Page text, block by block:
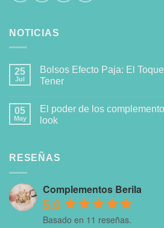
NOTICIAS
25
Jul
Bolsos Efecto Paja: El
Tener
05
May
El poder de los
look
RESEÑAS
Complementos Berila
5.0
Basado en 11 reseñas.